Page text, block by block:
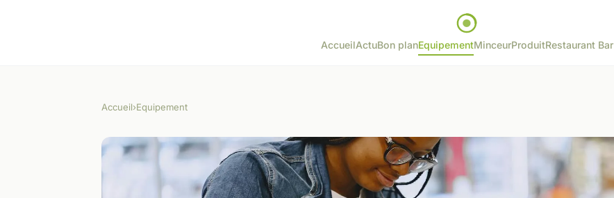
AccueilActuBon planEquipementMinceurProduitRestaurant Bar
Accueil›Equipement